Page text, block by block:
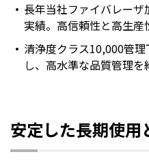
長年当社ファイバレー
実績。高信頼性と高生産
清浄度クラス10,000管
し、高水準な品質管理を
安定した長期使